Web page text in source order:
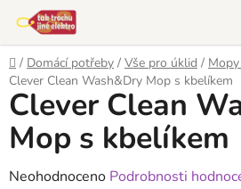
obsah
Domů
/ Domácí potřeby / Vše pro úklid /
Clever Clean Wash&Dry Mop s kbelíkem
Clever Clean
Mop s kbelíkem
Průměrné
Neohodnoceno Podrobnosti